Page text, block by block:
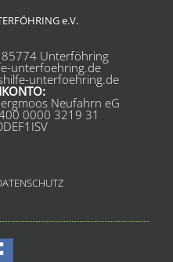
e.V.
Unterföhring
unterfoehring.de
unterfoehring.de
Neufahrn eG
0000 3219 31